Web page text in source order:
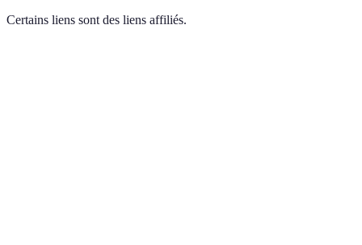
Certains liens sont des liens affiliés.